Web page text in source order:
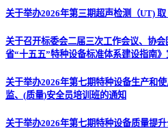
关于举办2026年第三期超声检测（UT)
关于召开标委会二届三次工作会议、协
省“十五五”特种设备标准体系建设指南》
关于举办2026年第七期特种设备生产和
监、(质量)安全员培训班的通知
关于举办2026年第七期特种设备质量提